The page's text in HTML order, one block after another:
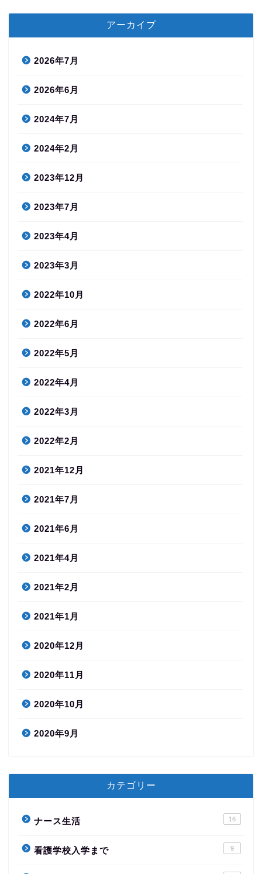
アーカイブ
2026年7月
2026年6月
2024年7月
2024年2月
2023年12月
2023年7月
2023年4月
2023年3月
2022年10月
2022年6月
2022年5月
2022年4月
2022年3月
2022年2月
2021年12月
2021年7月
2021年6月
2021年4月
2021年2月
2021年1月
2020年12月
2020年11月
2020年10月
2020年9月
カテゴリー
ナース生活 16
看護学校入学まで 9